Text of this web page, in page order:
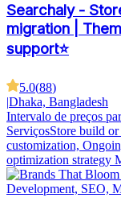
Searchaly -
migration |
support⭐
5.0(88)
|Dhaka, Bangladesh
Intervalo de preços
ServiçosStore build
customization,
optimization strategy